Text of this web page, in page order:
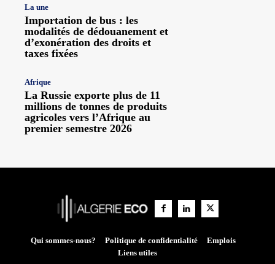
La une
Importation de bus : les
modalités de dédouanement et
d’exonération des droits et
taxes fixées
Afrique
La Russie exporte plus de 11
millions de tonnes de produits
agricoles vers l’Afrique au
premier semestre 2026
Qui sommes-nous? Politique de confidentialité
Emplois
Liens utiles